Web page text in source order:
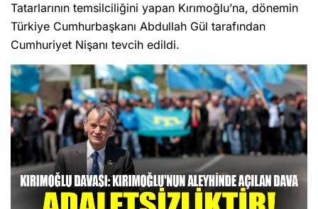
Tatarlarının temsilciliğini yapan Kırımoğlu’na, dönemin
Türkiye Cumhurbaşkanı Abdullah Gül tarafından
Cumhuriyet Nişanı tevcih edildi.